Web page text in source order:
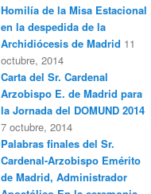
Homilía de la Misa Estacional
en la despedida de la
Archidiócesis de Madrid 11
octubre, 2014
Carta del Sr. Cardenal
Arzobispo E. de Madrid para
la Jornada del DOMUND 2014
7 octubre, 2014
Palabras finales del Sr.
Cardenal-Arzobispo Emérito
de Madrid, Administrador